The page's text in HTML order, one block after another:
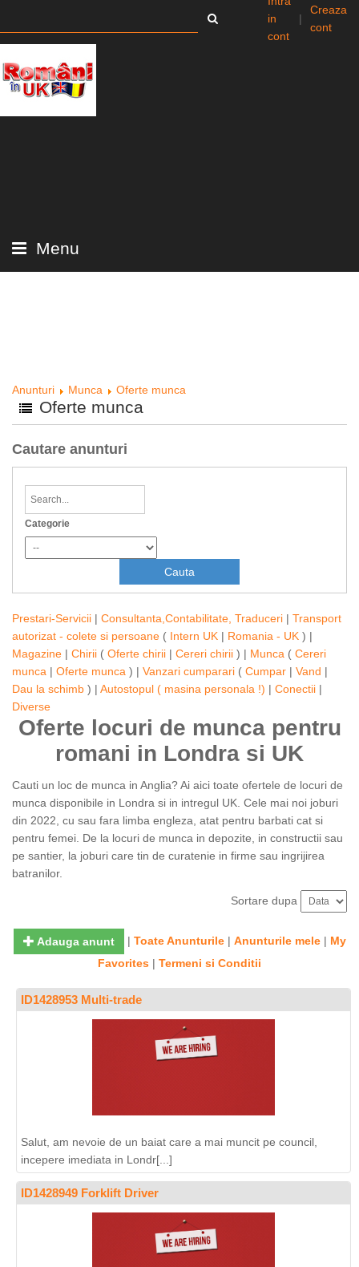
in
cont
|
Creaza
cont
Menu
Anunturi Munca Oferte munca
Oferte munca
Cautare anunturi
Categorie
Prestari-Servicii | Consultanta,Contabilitate, Traduceri | Transport
autorizat - colete si persoane ( Intern UK | Romania - UK ) |
Magazine | Chirii ( Oferte chirii | Cereri chirii ) | Munca ( Cereri
munca | Oferte munca ) | Vanzari cumparari ( Cumpar | Vand |
Dau la schimb ) | Autostopul ( masina personala !) | Conectii |
Diverse
Oferte locuri de munca pentru
romani in Londra si UK
Cauti un loc de munca in Anglia? Ai aici toate ofertele de locuri de
munca disponibile in Londra si in intregul UK. Cele mai noi joburi
din 2022, cu sau fara limba engleza, atat pentru barbati cat si
pentru femei. De la locuri de munca in depozite, in constructii sau
pe santier, la joburi care tin de curatenie in firme sau ingrijirea
batranilor.
Sortare dupa
Adauga anunt | Toate Anunturile| Anunturile mele| My
Favorites | Termeni si Conditii
ID1428953 Multi-trade
Salut, am nevoie de un baiat care a mai muncit pe council,
incepere imediata in Londr[...]
ID1428949 Forklift Driver